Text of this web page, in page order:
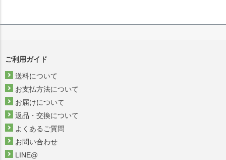
ご利用ガイド
送料について
お支払方法について
お届けについて
返品・交換について
よくあるご質問
お問い合わせ
LINE@